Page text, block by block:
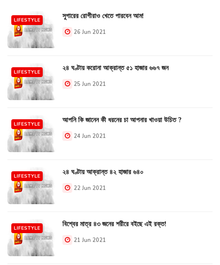
LIFESTYLE সুগারের রোগীরাও খেতে পারবেন আম!
26 Jun 2021
LIFESTYLE ২৪ ঘণ্টায় করোনা আক্রান্ত ৫১ হাজার ৬৬৭ জন
25 Jun 2021
LIFESTYLE আপনি কি জানেন কী ধরনের চা আপনার খাওয়া উচিত ?
24 Jun 2021
LIFESTYLE ২৪ ঘণ্টায় আক্রান্ত ৪২ হাজার ৬৪০
22 Jun 2021
LIFESTYLE বিশ্বের মাত্র ৪৩ জনের শরীরে বইছে এই রক্ত!
21 Jun 2021